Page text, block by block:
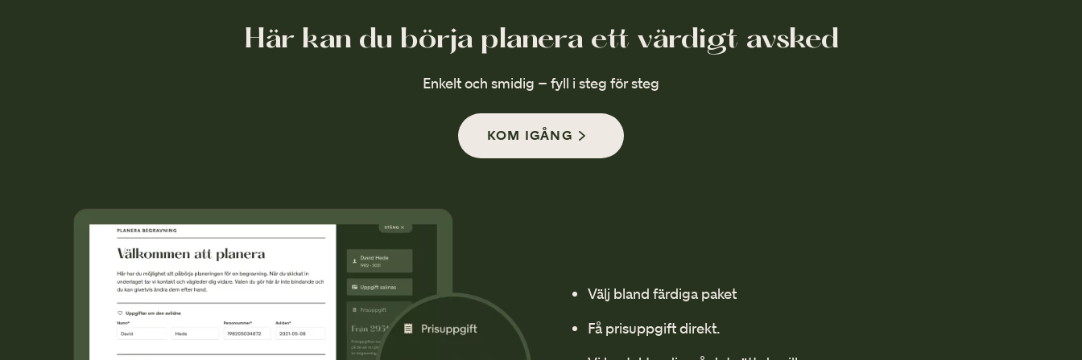
Här kan du börja planera ett värdigt avsked
Enkelt och smidig – fyll i steg för steg
KOM IGÅNG
Välj bland färdiga paket
Få prisuppgift direkt.